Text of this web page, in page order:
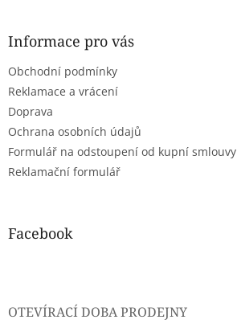
Informace pro vás
Obchodní podmínky
Reklamace a vrácení
Doprava
Ochrana osobních údajů
Formulář na odstoupení od kupní smlouvy
Reklamační formulář
Facebook
OTEVÍRACÍ DOBA PRODEJNY